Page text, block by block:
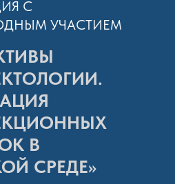
В
СРЕДЕ»
С
УЧАСТИЕМ